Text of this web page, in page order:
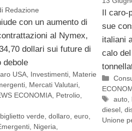
Redazione
con un aumento di
al Nymex,
dollari sui future di
debole
USA Investimenti Materie
Mercati Valutari
ECONOMIA Petrolio
biglietto verde ,dollaro ,euro
Nigeria
Il caro-
sue
italiani
calo
Tag
auto
diesel,
Unione